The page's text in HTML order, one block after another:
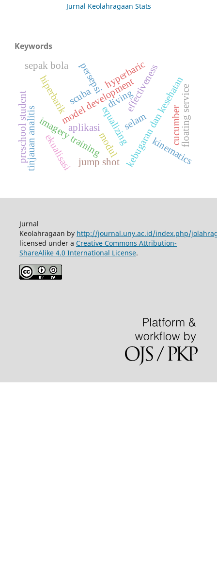
Jurnal Keolahragaan Stats
Keywords
effectiveness
selam
model development
imagery training
aplikasi
persepsi kebugaran dan kesehatan
equalizing
hyperbaric
scuba diving
ekualisasi
hiperbarik
jump shot kinematics
sepak bola
modul floating service
tinjauan analitis
preschool student cucumber
Jurnal
Keolahragaan by http://journal.uny.ac.id/index.php/
licensed under a Creative Commons Attribution-
ShareAlike 4.0 International License.